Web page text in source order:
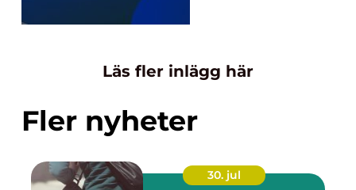
Läs fler inlägg här
Fler nyheter
30. jul